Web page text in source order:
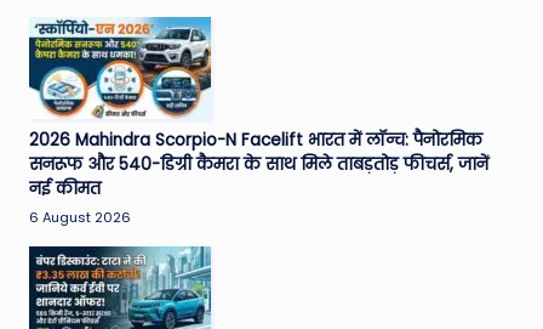
2026 Mahindra Scorpio-N Facelift भारत में लॉन्च: पैनोरमिक
सनरूफ और 540-डिग्री कैमरा के साथ मिले ताबड़तोड़ फीचर्स, जानें
नई कीमत
6 August 2026